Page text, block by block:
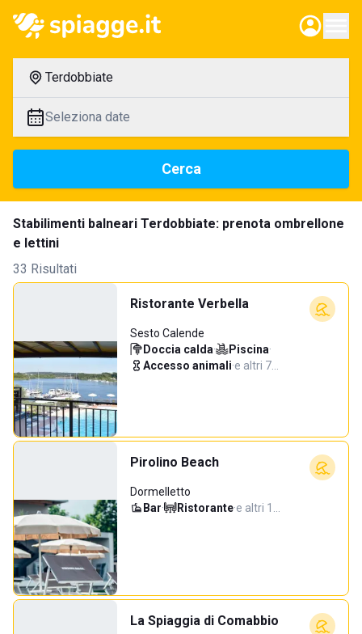
Terdobbiate
Seleziona date
Cerca
Stabilimenti balneari Terdobbiate: prenota ombrellone
e lettini
33 Risultati
Ristorante Verbella
Sesto Calende
Doccia calda· Piscina·
Accesso animali·e altri 7…
Pirolino Beach
Dormelletto
Bar· Ristorante·e altri 1…
La Spiaggia di Comabbio